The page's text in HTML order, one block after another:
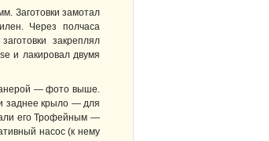
Заготовки замотал
Через полчаса
закреплял
и лакировал двумя
— фото выше.
и заднее крыло — для
его Трофейным —
насос (к нему